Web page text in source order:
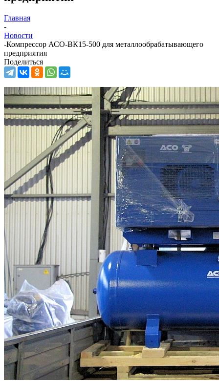
Главная
-
Новости
-Компрессор АСО-ВК15-500 для металлообрабатывающего
предприятия
Поделиться